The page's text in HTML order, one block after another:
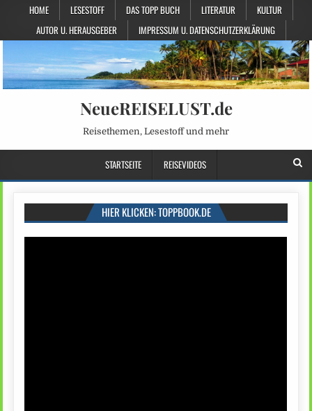
HOME LESESTOFF DAS TOPP BUCH LITERATUR
KULTUR
AUTOR U. HERAUSGEBER
IMPRESSUM U. DATENSCHUTZERKLÄRUNG
NeueREISELUST.de
Reisethemen, Lesestoff und mehr
STARTSEITE REISEVIDEOS
HIER KLICKEN: TOPPBOOK.DE